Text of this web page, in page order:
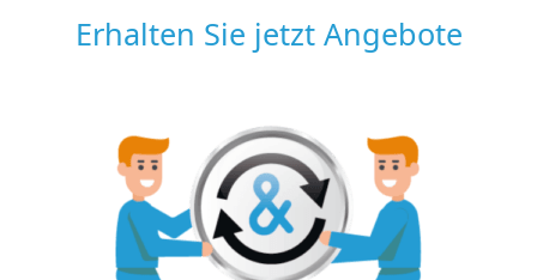
Erhalten Sie jetzt Angebote